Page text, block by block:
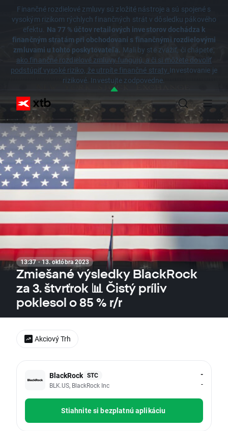
Finančné rozdielové zmluvy sú zložité nástroje a sú spojené s
vysokým rizikom rýchlych finančných strát v dôsledku pákového
efektu. Na 77 % účtov retailových investorov dochádza k
finančným stratám pri obchodovaní s finančnými rozdielovými
zmluvami u tohto poskytovateľa. Mali by ste zvážiť, či chápete,
ako finančné rozdielové zmluvy fungujú, a či si môžete dovoliť
podstúpiť vysoké riziko, že utrpíte finančné straty.Investovanie je
rizikové. Investujte zodpovedne.
13:37 · 13. októbra 2023
Zmiešané výsledky BlackRock
za 3. štvrťrok 📊 Čistý príliv
poklesol o 85 % r/r
BlackRock STC
BLK.US, BlackRock Inc
-
-
Stiahnite si bezplatnú aplikáciu
Akciový Trh